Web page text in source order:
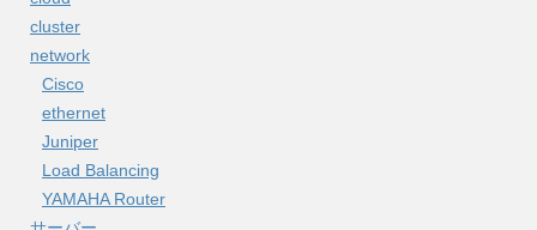
cluster
network
Cisco
ethernet
Juniper
Load Balancing
YAMAHA Router